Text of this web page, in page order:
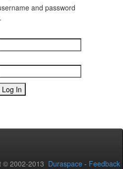
and password
© 2002-2013 Duraspace - Feedback